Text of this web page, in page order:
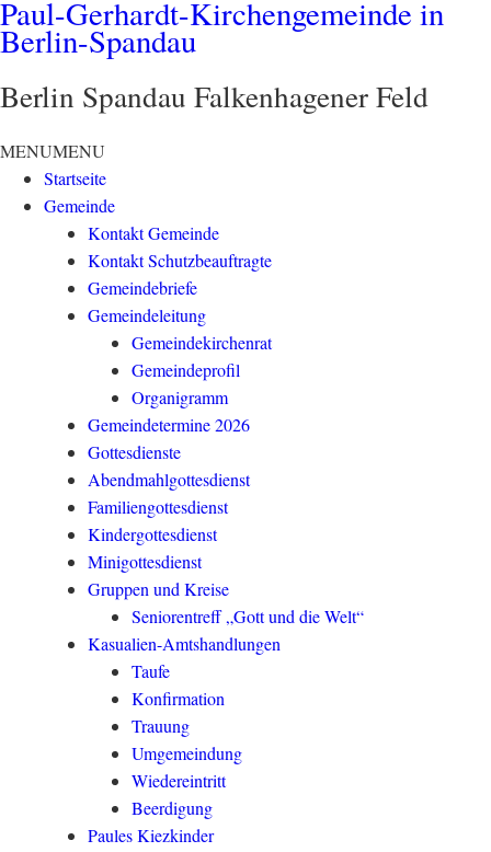
Paul-Gerhardt-Kirchengemeinde in
Berlin-Spandau
Berlin Spandau Falkenhagener Feld
MENUMENU
Startseite
Gemeinde
Kontakt Gemeinde
Kontakt Schutzbeauftragte
Gemeindebriefe
Gemeindeleitung
Gemeindekirchenrat
Gemeindeprofil
Organigramm
Gemeindetermine 2026
Gottesdienste
Abendmahlgottesdienst
Familiengottesdienst
Kindergottesdienst
Minigottesdienst
Gruppen und Kreise
Seniorentreff „Gott und die Welt“
Kasualien-Amtshandlungen
Taufe
Konfirmation
Trauung
Umgemeindung
Wiedereintritt
Beerdigung
Paules Kiezkinder